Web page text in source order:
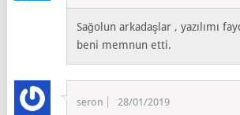
Sağolun arkadaşlar , yazılımı
beni memnun etti.
seron 28/01/2019